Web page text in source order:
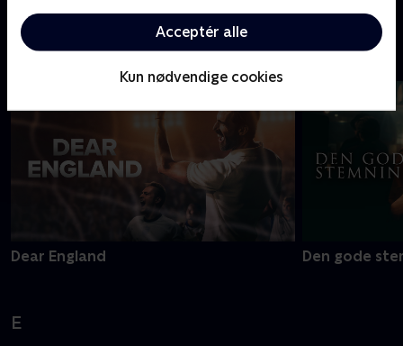
Acceptér alle
Kun nødvendige cookies
Dear England Den gode
E